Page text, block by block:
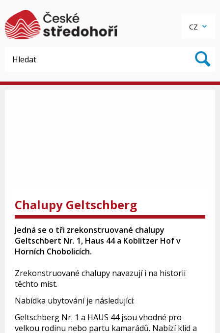
CZ
Chalupy Geltschberg
Jedná se o tři zrekonstruované chalupy
Geltschbert Nr. 1, Haus 44 a Koblitzer Hof v
Horních Chobolicích.
Zrekonstruované chalupy navazují i na historii
těchto míst.
Nabídka ubytování je následující:
Geltschberg Nr. 1 a HAUS 44 jsou vhodné pro
velkou rodinu nebo partu kamarádů. Nabízí klid a